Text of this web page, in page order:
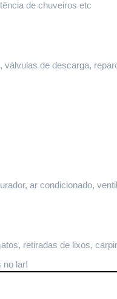
de chuveiros etc
de descarga,
ar condicionado,
retiradas de lixos,
no lar!